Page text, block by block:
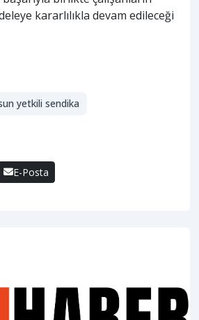
kararlılıkla devam edileceği
yetkili sendika
E-Posta